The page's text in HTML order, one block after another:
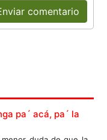
comentario
pa´ acá, pa´ la